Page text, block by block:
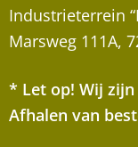
Industrieterrein
Marsweg 111A,
* Let op! Wij
Afhalen van